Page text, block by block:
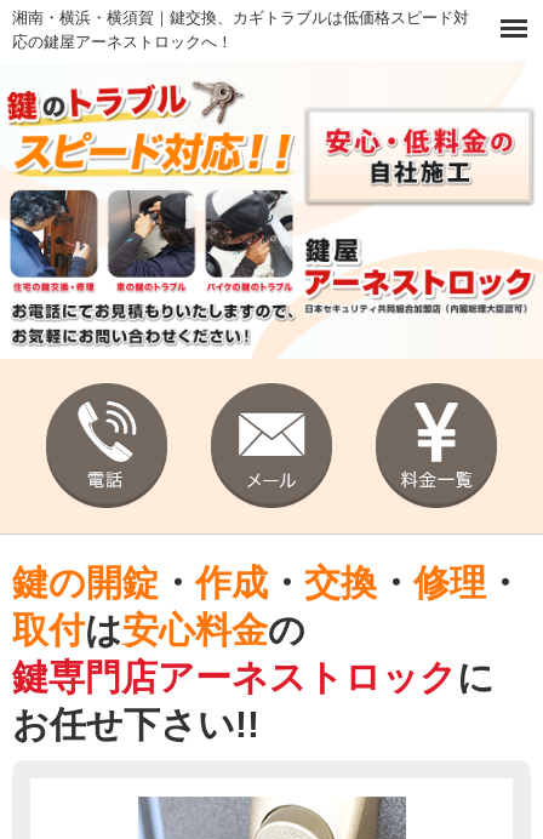
湘南・横浜・横須賀｜鍵交換、カギトラブルは低価格スピード対
応の鍵屋アーネストロックへ！
鍵の開錠 ・作成 ・ 交換 ・修理 ・
取付は安心料金の
鍵専門店アーネストロック に
お任せ下さい!!